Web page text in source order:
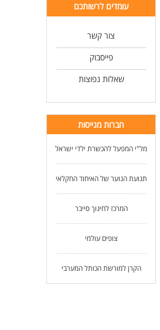
עומדים לרשותכם
צור קשר
פייסבוק
שאלות נפוצות
חברות מגייסות
מל"י המפעל להכשרת ילדי ישראל
תנועת הנוער של האיחוד החקלאי
המרכז לחינוך סייבר
צופים עולמי
הקרן למורשת הכותל המערבי